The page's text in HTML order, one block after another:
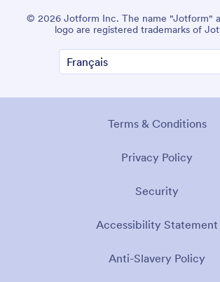
© 2026 Jotform Inc. The name "Jotform"
logo are registered trademarks of
Terms & Conditions
Privacy Policy
Security
Accessibility Statement
Anti-Slavery Policy